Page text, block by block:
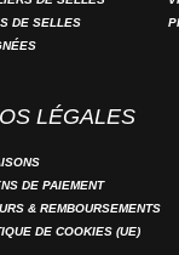
DE SELLES
LÉGALES
DE PAIEMENT
& REMBOURSEMENTS
DE COOKIES (UE)